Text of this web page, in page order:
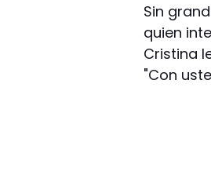
Sin
quien
Cristina
"Con